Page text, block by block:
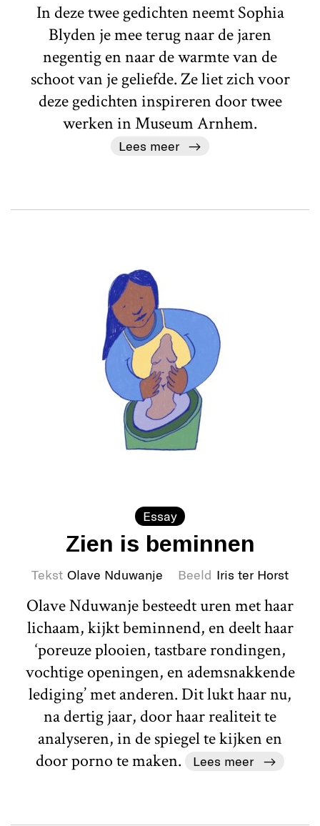
In deze twee gedichten neemt Sophia
Blyden je mee terug naar de jaren
negentig en naar de warmte van de
schoot van je geliefde. Ze liet zich voor
deze gedichten inspireren door twee
werken in Museum Arnhem.
Lees meer
Essay
Zien is beminnen
Tekst Olave Nduwanje Beeld Iris ter Horst
Olave Nduwanje besteedt uren met haar
lichaam, kijkt beminnend, en deelt haar
‘poreuze plooien, tastbare rondingen,
vochtige openingen, en ademsnakkende
lediging’ met anderen. Dit lukt haar nu,
na dertig jaar, door haar realiteit te
analyseren, in de spiegel te kijken en
door porno te maken.
Lees meer